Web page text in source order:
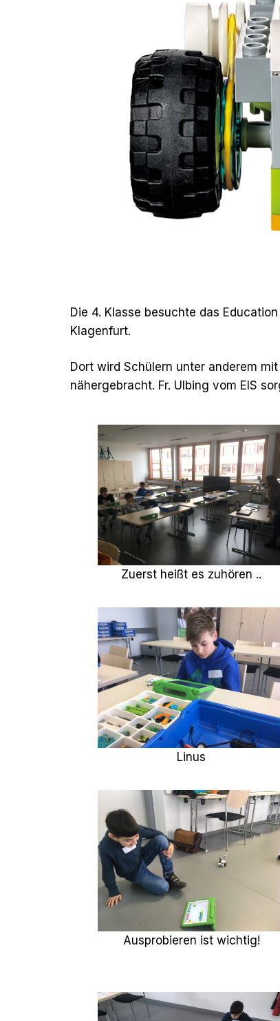
Die 4. Klasse besuchte das
Klagenfurt.
Dort wird Schülern unter anderem
nähergebracht. Fr. Ulbing vom EIS
Zuerst heißt es zuhören ..
Linus
Ausprobieren ist wichtig!